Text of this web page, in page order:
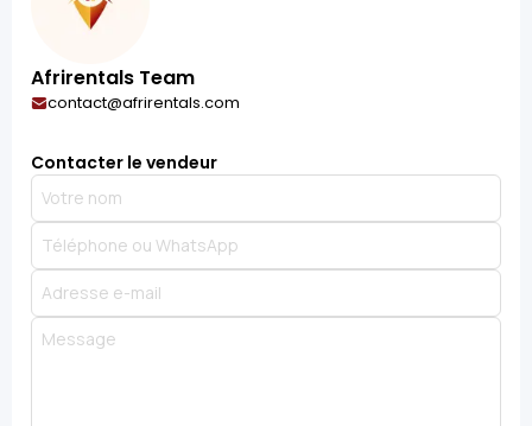
Afrirentals Team
contact@afrirentals.com
Contacter le vendeur